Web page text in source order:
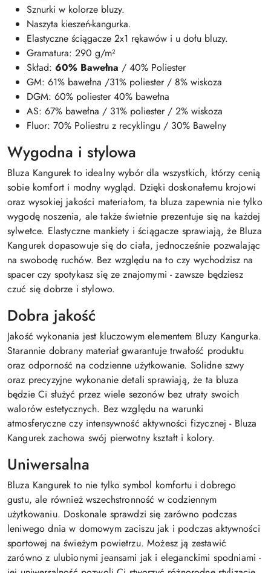
Sznurki w kolorze bluzy.
Naszyta kieszeń-kangurka.
Elastyczne ściągacze 2x1 rękawów i u dołu bluzy.
Gramatura: 290 g/m²
Skład: 60% Bawełna / 40% Poliester
GM: 61% bawełna /31% poliester / 8% wiskoza
DGM: 60% poliester 40% bawełna
AS: 67% bawełna / 31% poliester / 2% wiskoza
Fluor: 70% Poliestru z recyklingu / 30% Bawelny
Wygodna i stylowa
Bluza Kangurek to idealny wybór dla wszystkich, którzy cenią
sobie komfort i modny wygląd. Dzięki doskonałemu krojowi
oraz wysokiej jakości materiałom, ta bluza zapewnia nie tylko
wygodę noszenia, ale także świetnie prezentuje się na każdej
sylwetce. Elastyczne mankiety i ściągacze sprawiają, że Bluza
Kangurek dopasowuje się do ciała, jednocześnie pozwalając
na swobodę ruchów. Bez względu na to czy wychodzisz na
spacer czy spotykasz się ze znajomymi - zawsze będziesz
czuć się dobrze i stylowo.
Dobra jakość
Jakość wykonania jest kluczowym elementem Bluzy Kangurka.
Starannie dobrany materiał gwarantuje trwałość produktu
oraz odporność na codzienne użytkowanie. Solidne szwy
oraz precyzyjne wykonanie detali sprawiają, że ta bluza
będzie Ci służyć przez wiele sezonów bez utraty swoich
walorów estetycznych. Bez względu na warunki
atmosferyczne czy intensywność aktywności fizycznej - Bluza
Kangurek zachowa swój pierwotny kształt i kolory.
Uniwersalna
Bluza Kangurek to nie tylko symbol komfortu i dobrego
gustu, ale również wszechstronność w codziennym
użytkowaniu. Doskonale sprawdzi się zarówno podczas
leniwego dnia w domowym zaciszu jak i podczas aktywności
sportowej na świeżym powietrzu. Możesz ją zestawić
zarówno z ulubionymi jeansami jak i eleganckimi spodniami -